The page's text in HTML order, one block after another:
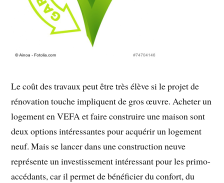
Le coût des travaux peut être très élève si le projet de
rénovation touche impliquent de gros œuvre. Acheter un
logement en VEFA et faire construire une maison sont
deux options intéressantes pour acquérir un logement
neuf. Mais se lancer dans une construction neuve
représente un investissement intéressant pour les primo-
accédants, car il permet de bénéficier du confort, du